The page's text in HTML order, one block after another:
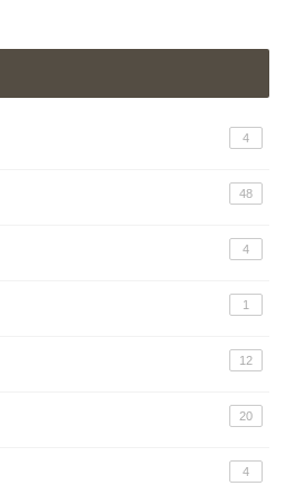
4
48
4
1
12
20
4